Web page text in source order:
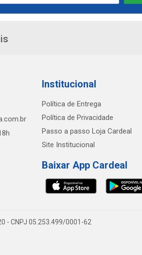
Institucional
Política de Entrega
Política de Privacidade
Passo a passo Loja Cardeal
Site Institucional
Baixar App Cardeal
- CNPJ 05.253.499/0001-62